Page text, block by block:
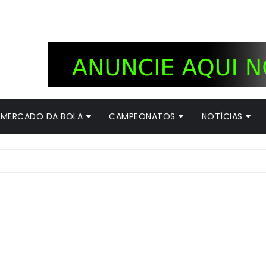
MERCADO DA BOLA CAMPEONATOS NOTÍCIAS